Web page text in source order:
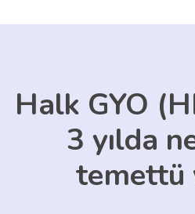
Halk GYO
3 yılda
temettü